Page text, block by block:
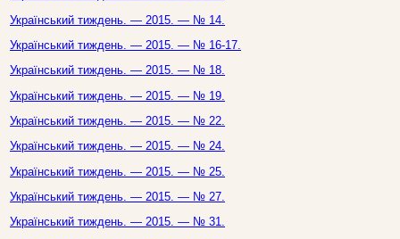
Український тиждень. — 2015. — № 14.
Український тиждень. — 2015. — № 16-17.
Український тиждень. — 2015. — № 18.
Український тиждень. — 2015. — № 19.
Український тиждень. — 2015. — № 22.
Український тиждень. — 2015. — № 24.
Український тиждень. — 2015. — № 25.
Український тиждень. — 2015. — № 27.
Український тиждень. — 2015. — № 31.